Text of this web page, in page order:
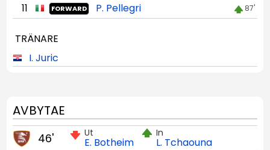
11
FORWARD P. Pellegri 87'
TRÄNARE
I. Juric
AVBYTAE
Ut
E. Botheim
In
L. Tchaouna
46'